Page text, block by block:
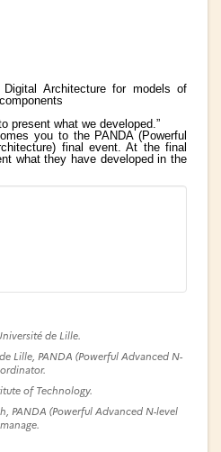
Digital Architecturefor models of
present what we developed.”
you to the PANDA (Powerful
final event. At the final
what they have developed in the
de Lille.
Lille, PANDA (Powerful Advanced N-
of Technology.
PANDA (Powerful Advanced N-level